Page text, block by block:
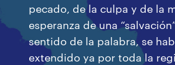
pecado, de la culpa y de la
esperanza de una
sentido de la palabra, se
extendido ya por toda la